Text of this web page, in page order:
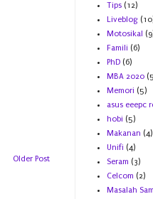
Older Post
Tips (12)
Liveblog
Motosikal
Famili (6)
PhD (6)
MBA 2020
Memori (5)
asus eeepc
hobi (5)
Makanan (4)
Unifi (4)
Seram (3)
Celcom (2)
Masalah